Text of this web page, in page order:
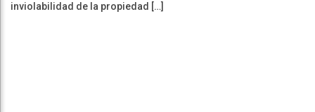
inviolabilidad de la propiedad […]